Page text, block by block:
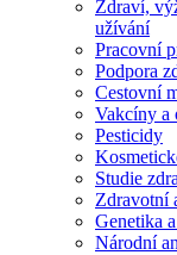
Zdraví,
užívání
Pracovní
Podpora
Cestovní
Vakcíny a
Pesticidy
Studie
Zdravotní
Genetika
Národní